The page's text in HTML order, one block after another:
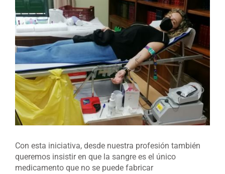
más
grande
Con esta iniciativa, desde nuestra profesión también
queremos insistir en que la sangre es el único
medicamento que no se puede fabricar